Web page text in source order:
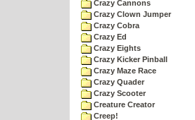
Crazy Cannons
Crazy Clown Jumper
Crazy Cobra
Crazy Ed
Crazy Eights
Crazy Kicker Pinball
Crazy Maze Race
Crazy Quader
Crazy Scooter
Creature Creator
Creep!